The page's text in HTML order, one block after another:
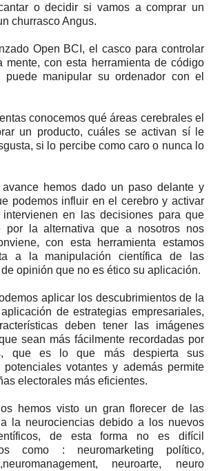
o decidir si vamos a comprar un
churrasco Angus.
Open BCI, el casco para controlar
mente, con esta herramienta de código
manipular su ordenador con el
conocemos qué áreas cerebrales el
un producto, cuáles se activan sí le
si lo percibe como caro o nunca lo
hemos dado un paso delante y
podemos influir en el cerebro y activar
en las decisiones para que
por la alternativa que a nosotros nos
con esta herramienta estamos
a la manipulación científica de las
opinión que no es ético su aplicación.
aplicar los descubrimientos de la
de estrategias empresariales,
deben tener las imágenes
sean más fácilmente recordadas por
que es lo que más despierta sus
votantes y además permite
electorales más eficientes.
hemos visto un gran florecer de las
la neurociencias debido a los nuevos
de esta forma no es difícil
como : neuromarketing político,
neuroarte, neuro